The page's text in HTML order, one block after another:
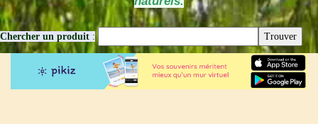
Chercher un produit :